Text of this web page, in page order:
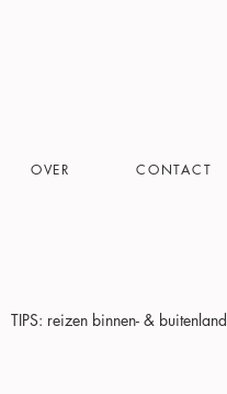
OVER CONTACT
TIPS: reizen binnen- & buitenland